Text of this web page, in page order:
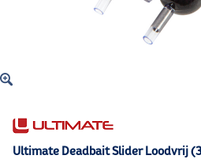
Ultimate Deadbait Slider Loodvrij